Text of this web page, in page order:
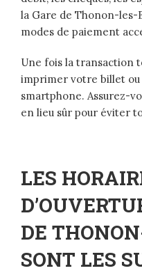
la Gare de Thonon-
modes de paiement
Une fois la transaction
imprimer votre billet
smartphone. Assurez-
en lieu sûr pour éviter
LES
DE
SONT LES